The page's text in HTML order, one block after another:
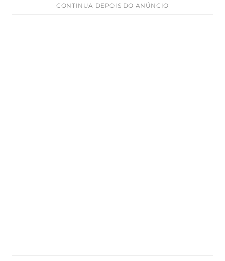
CONTINUA DEPOIS DO ANÚNCIO